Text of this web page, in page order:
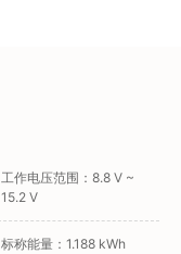
工作电压范围：8.8 V ~
15.2 V
标称能量：1.188 kWh